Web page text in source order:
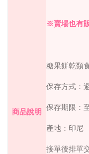
商品說明
※賣場也有
糖果餅乾類
保存方式：
保存期限：
產地：印尼
接單後排單